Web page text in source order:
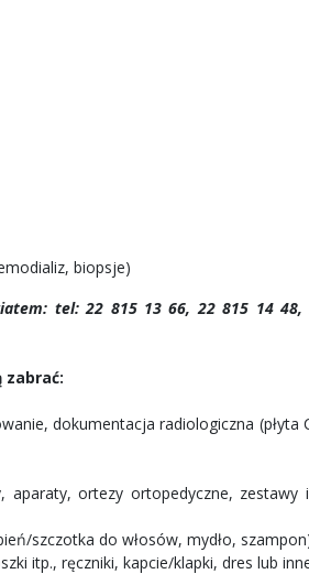
biopsje)
tel: 22 815 13 66, 22 815 14
zabrać:
dokumentacja radiologiczna (płyta
ortezy ortopedyczne, zestawy
szczotka do włosów, mydło,
itp., ręczniki, kapcie/klapki, dres lub